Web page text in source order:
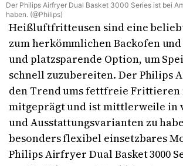
Der Philips Airfryer Dual Basket 3000 Series ist bei
haben. (@Philips)
Heißluftfritteusen sind eine
zum herkömmlichen Backofen
und platzsparende Option, um
schnell zuzubereiten. Der Philips
den Trend ums fettfreie Frittieren
mitgeprägt und ist mittlerweile in
und Ausstattungsvarianten zu
besonders flexibel einsetzbares
Philips Airfryer Dual Basket 3000